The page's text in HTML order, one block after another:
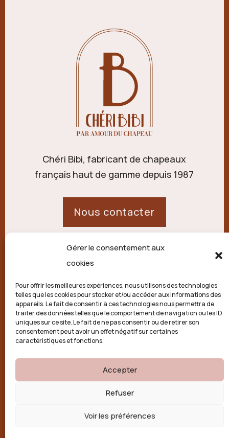
Gérer le consentement aux
cookies
Pour offrir les meilleures expériences, nous utilisons des technologies
telles que les cookies pour stocker et/ou accéder aux informations des
appareils. Le fait de consentir à ces technologies nous permettra de
traiter des données telles que le comportement de navigation ou les ID
uniques sur ce site. Le fait de ne pas consentir ou de retirer son
consentement peut avoir un effet négatif sur certaines
caractéristiques et fonctions.
Accepter
Refuser
Voir les préférences
Chéri Bibi, fabricant de chapeaux
français haut de gamme depuis 1987
Nous contacter
21 route de Palisse,
Politique de confidentialité
Conditions générales